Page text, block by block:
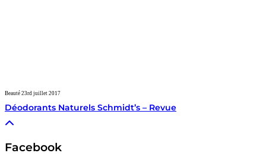
Beauté 23rd juillet 2017
Déodorants Naturels Schmidt’s – Revue
Facebook